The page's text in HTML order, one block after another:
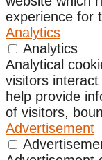
experience for
Analytics
Analytics
Analytical
visitors
help provide
of visitors,
Advertisement